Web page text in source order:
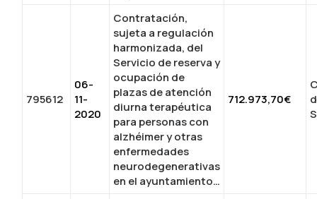
795612
06-
11-
2020
Contratación,
sujeta a regulación
harmonizada, del
Servicio de reserva y
ocupación de
plazas de atención
diurna terapéutica
para personas con
alzhéimer y otras
enfermedades
neurodegenerativas
en el ayuntamiento…
712.973,70€